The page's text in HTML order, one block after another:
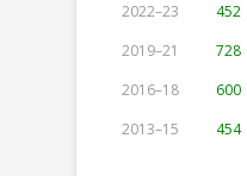
2022–23
452
2019–21
728
2016–18
600
2013–15
454